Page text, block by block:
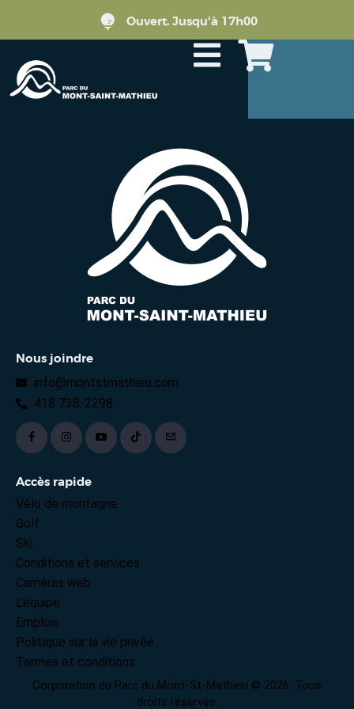
Ouvert, Jusqu'à 17h00
Nous joindre
info@montstmathieu.com
418 738-2298
Accès rapide
Vélo de montagne
Golf
Ski
Conditions et services
Caméras web
L’équipe
Emplois
Politique sur la vie privée
Termes et conditions
Corporation du Parc du Mont-St-Mathieu © 2026. Tous
droits réservés.